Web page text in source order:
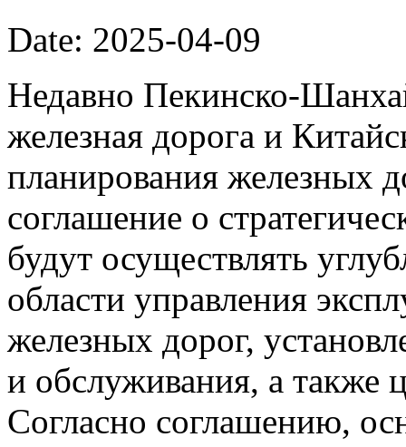
Date: 2025-04-09
Недавно Пекинско-
железная дорога и
планирования железных
соглашение о
будут осуществлять
области управления
железных дорог,
и обслуживания, а также
Согласно соглашению,